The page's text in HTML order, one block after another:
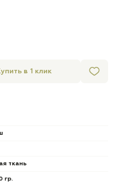
в 1 клик
ткань
гр.